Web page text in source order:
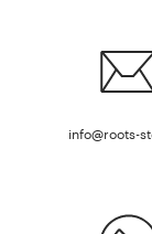
info@roots-